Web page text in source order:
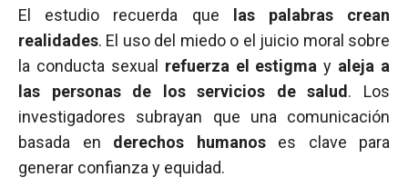
El estudio recuerda que
las palabras crean
realidades. El uso del miedo o el juicio moral sobre
la conducta sexual refuerza el estigma y aleja a
las personas de los servicios de salud . Los
investigadores subrayan que una comunicación
basada en derechos humanoses clave para
generar confianza y equidad.